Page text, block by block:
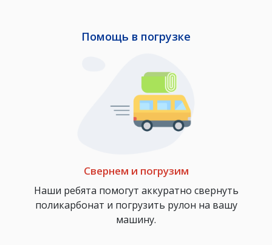
Помощь в погрузке
Свернем и погрузим
Наши ребята помогут аккуратно свернуть
поликарбонат и погрузить рулон на вашу
машину.